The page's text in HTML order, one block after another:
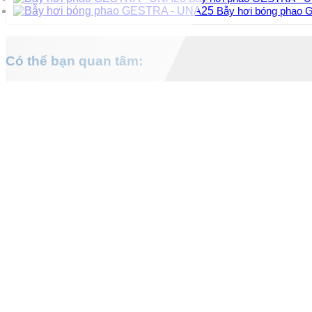
Bẫy hơi bóng phao
Có thể bạn quan tâm: